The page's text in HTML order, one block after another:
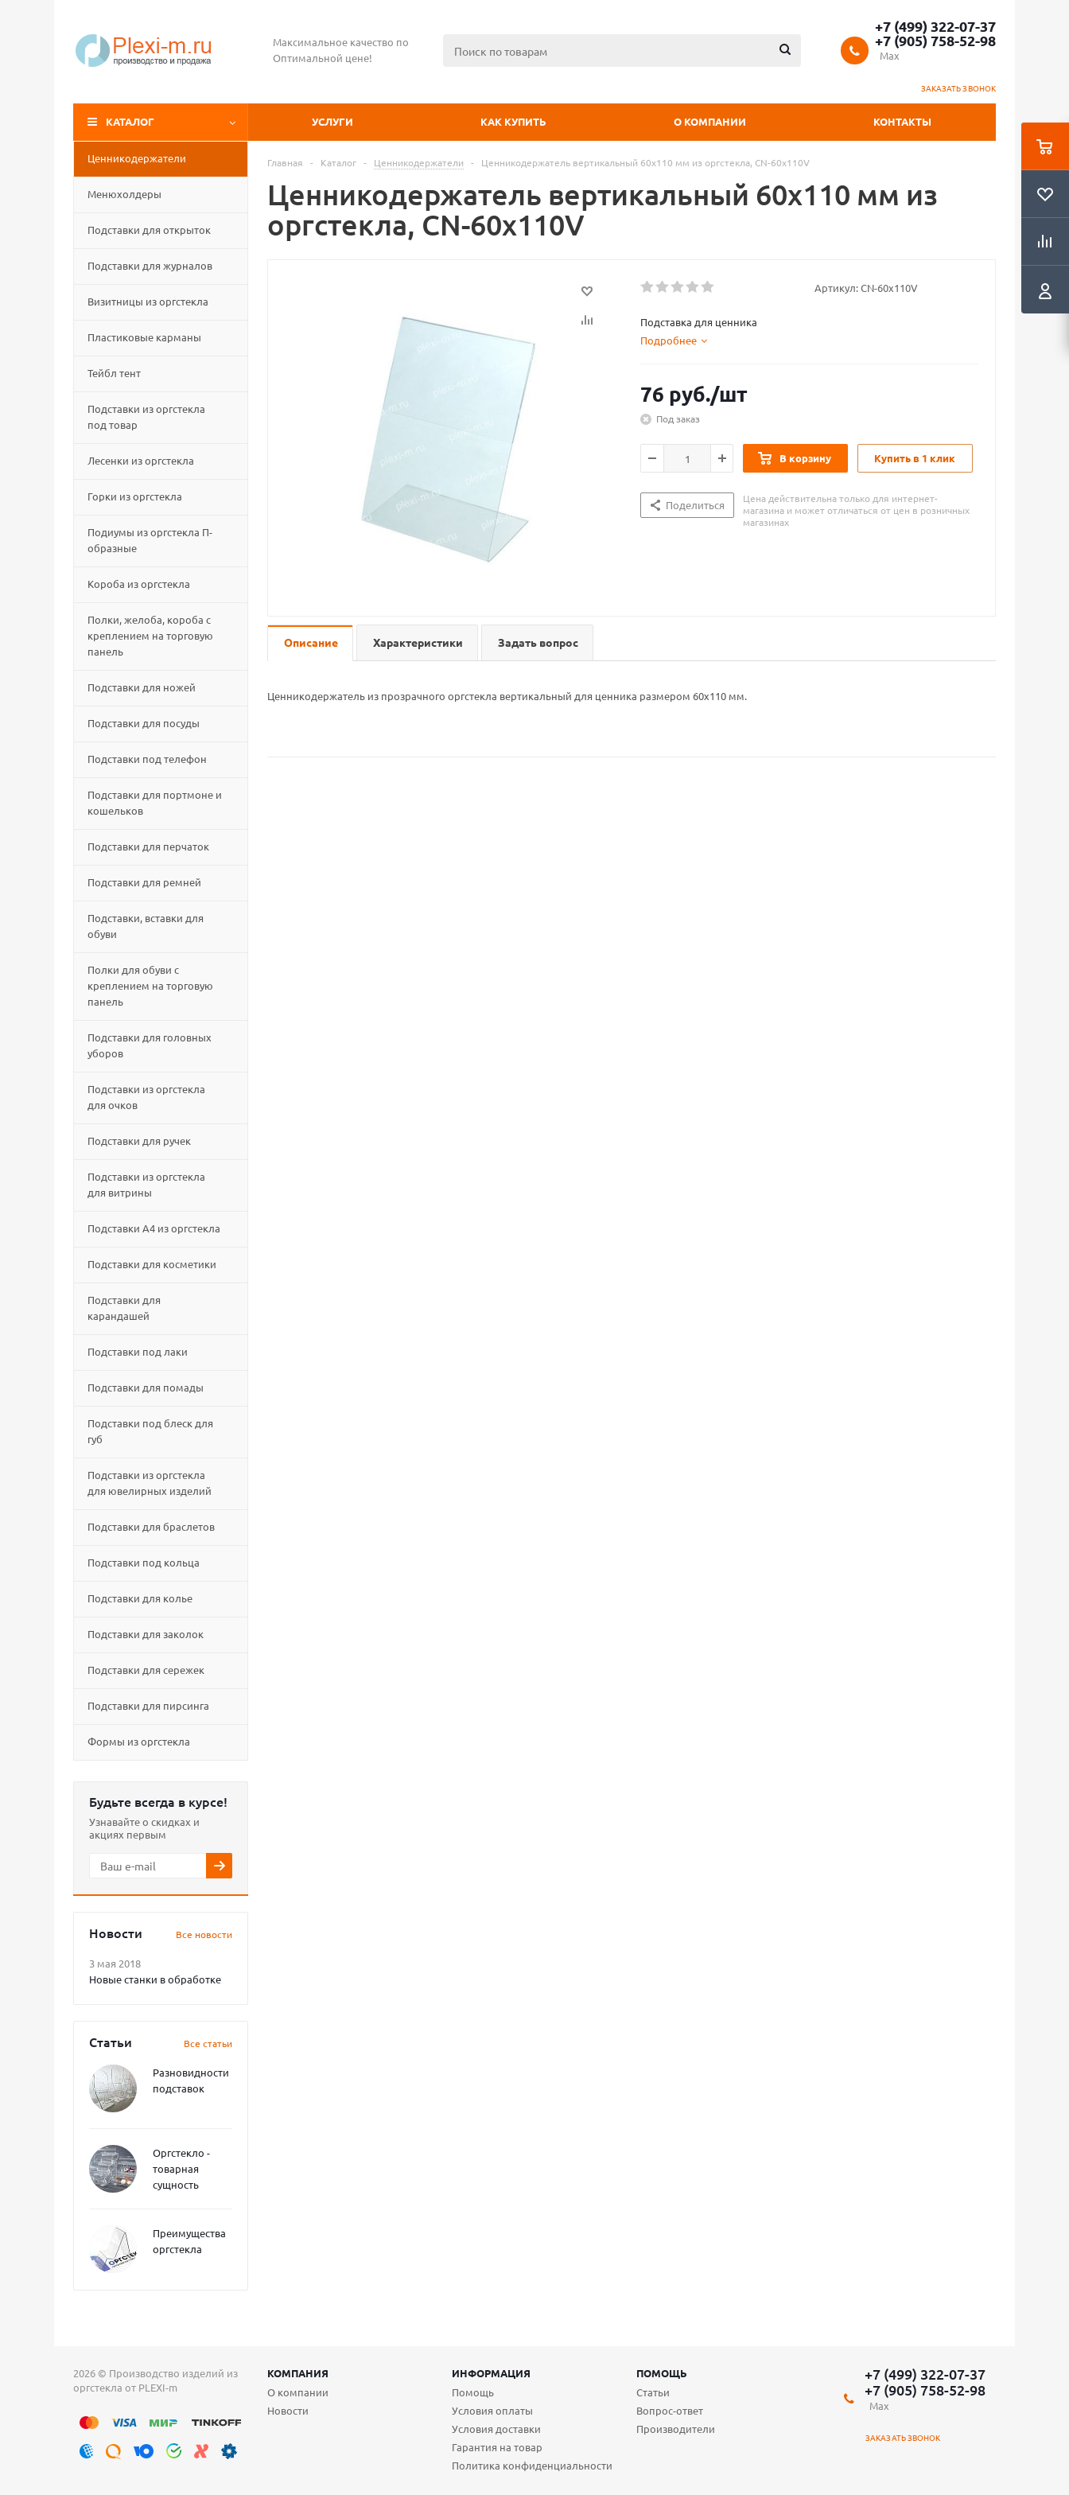
Максимальное качество по
Оптимальной цене!
+7 (499) 322-07-37
+7 (905) 758-52-98
Max
ЗАКАЗАТЬ ЗВОНОК
КАТАЛОГ УСЛУГИ КАК КУПИТЬ О КОМПАНИИ КОНТАКТЫ
Ценникодержатели
Менюхолдеры
Подставки для открыток
Подставки для журналов
Визитницы из оргстекла
Пластиковые карманы
Тейбл тент
Подставки из оргстекла
под товар
Лесенки из оргстекла
Горки из оргстекла
Подиумы из оргстекла П-
образные
Короба из оргстекла
Полки, желоба, короба с
креплением на торговую
панель
Подставки для ножей
Подставки для посуды
Подставки под телефон
Подставки для портмоне и
кошельков
Подставки для перчаток
Подставки для ремней
Подставки, вставки для
обуви
Полки для обуви с
креплением на торговую
панель
Подставки для головных
уборов
Подставки из оргстекла
для очков
Подставки для ручек
Подставки из оргстекла
для витрины
Подставки А4 из оргстекла
Подставки для косметики
Подставки для
карандашей
Подставки под лаки
Подставки для помады
Подставки под блеск для
губ
Подставки из оргстекла
для ювелирных изделий
Подставки для браслетов
Подставки под кольца
Подставки для колье
Подставки для заколок
Подставки для сережек
Подставки для пирсинга
Формы из оргстекла
Будьте всегда в курсе!
Узнавайте о скидках и
акциях первым
Новости Все новости
3 мая 2018
Новые станки в обработке
Статьи Все статьи
Разновидности
подставок
Оргстекло -
товарная
сущность
Преимущества
оргстекла
Главная - Каталог - Ценникодержатели - Ценникодержатель вертикальный 60х110 мм из оргстекла, CN-60x110V
Ценникодержатель вертикальный 60х110 мм из
оргстекла, CN-60x110V
Артикул: CN-60x110V
Подставка для ценника
Подробнее
76 руб./шт
Под заказ
В корзину Купить в 1 клик
Поделиться
Цена действительна только для интернет-
магазина и может отличаться от цен в розничных
магазинах
Описание Характеристики Задать вопрос
Ценникодержатель из прозрачного оргстекла вертикальный для ценника размером 60х110 мм.
2026 © Производство изделий из
оргстекла от PLEXI-m
КОМПАНИЯ ИНФОРМАЦИЯ
ПОМОЩЬ
О компании
Новости
Помощь
Условия оплаты
Условия доставки
Гарантия на товар
Политика конфиденциальности
Статьи
Вопрос-ответ
Производители
+7 (499) 322-07-37
+7 (905) 758-52-98
Max
ЗАКАЗАТЬ ЗВОНОК